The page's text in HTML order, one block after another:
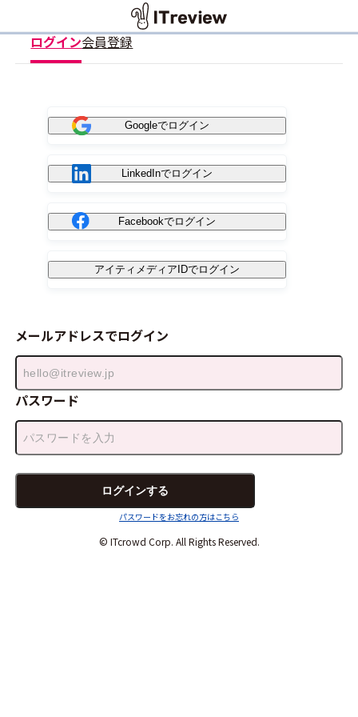
ログイン会員登録
Googleでログイン
LinkedInでログイン
Facebookでログイン
アイティメディアIDでログイン
メールアドレスでログイン
パスワード
パスワードをお忘れの方はこちら
© ITcrowd Corp. All Rights Reserved.